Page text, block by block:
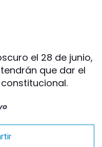
el 28 de junio,
que dar el